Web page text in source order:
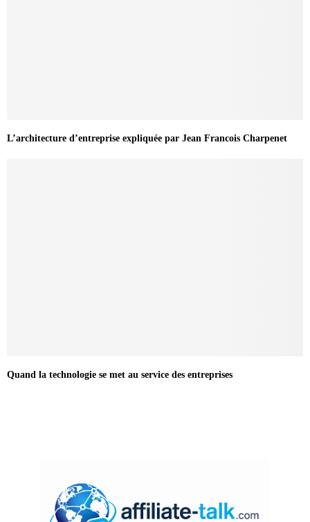
L’architecture d’entreprise expliquée par Jean Francois Charpenet
Quand la technologie se met au service des entreprises